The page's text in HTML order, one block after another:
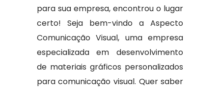
para sua empresa, encontrou o lugar
certo! Seja bem-vindo a Aspecto
Comunicação Visual, uma empresa
especializada em desenvolvimento
de materiais gráficos personalizados
para comunicação visual. Quer saber